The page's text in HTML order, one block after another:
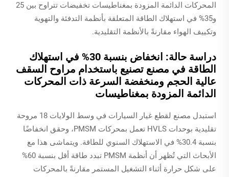
المحركات الدائمة المزودة بمغناطيسات تخفيضات تتراوح بين 25
و35% في استهلاك الطاقة المتعلقة بأنظمة التدفئة والتهوية
وتكييف الهواء مقارنةً بالأنظمة التقليدية.
دراسة حالة: انخفاض بنسبة 30% في استهلاك
الطاقة في مصنع تصنيع باستخدام مراوح السقف
عالية الحجم ومنخفضة السرعة ذات المحركات
الدائمة المزودة بمغناطيسات
استبدل مصنع لقطع غيار السيارات في وسط الولايات 18 مروحة
تقليدية بوحدات HVLS تعمل بمحركات PMSM، وحقق انخفاضًا
بنسبة 30.4% في الاستهلاك السنوي للطاقة. ويتماشى هذا مع
الأبحاث التي تُظهر أن أنظمة PMSM تبدد طاقة أقل بنسبة 60%
على شكل حرارة أثناء التشغيل المستمر مقارنةً بالمحركات